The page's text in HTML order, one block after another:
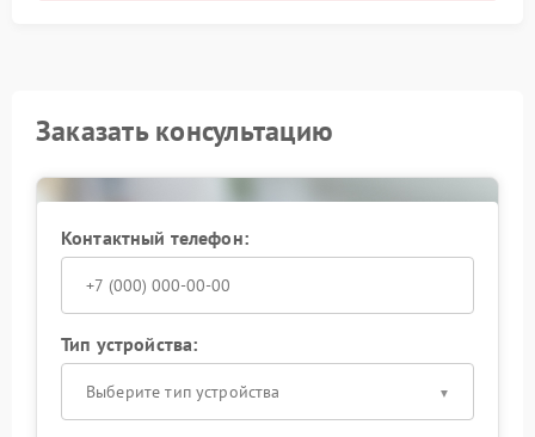
Заказать консультацию
Контактный телефон:
Тип устройства:
Выберите тип устройства